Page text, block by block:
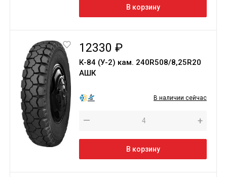
В корзину
12330 ₽
К-84 (У-2) кам. 240R508/8,25R20
АШК
В наличии сейчас
— +
В корзину